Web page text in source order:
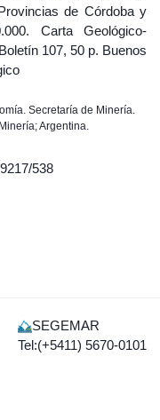
de Córdoba y
Carta Geológico-
107, 50 p. Buenos
Secretaría de Minería.
Argentina.
538
SEGEMAR
Tel:(+5411) 5670-0101